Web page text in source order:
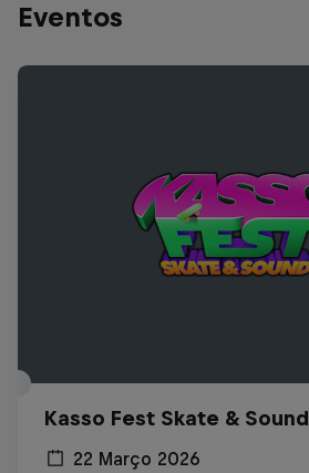
Eventos
Kasso Fest Skate & Sound
22 Março 2026